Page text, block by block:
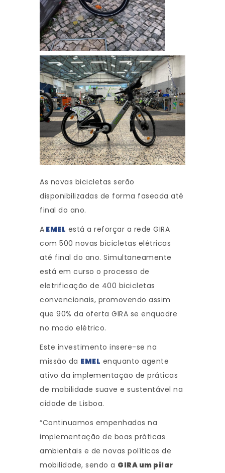
As novas bicicletas serão
disponibilizadas de forma faseada até
final do ano.
A EMEL está a reforçar a rede GIRA
com 500 novas bicicletas elétricas
até final do ano. Simultaneamente
está em curso o processo de
eletrificação de 400 bicicletas
convencionais, promovendo assim
que 90% da oferta GIRA se enquadre
no modo elétrico.
Este investimento insere-se na
missão da EMEL enquanto agente
ativo da implementação de práticas
de mobilidade suave e sustentável na
cidade de Lisboa.
“Continuamos empenhados na
implementação de boas práticas
ambientais e de novas políticas de
mobilidade, sendo a GIRA um pilar